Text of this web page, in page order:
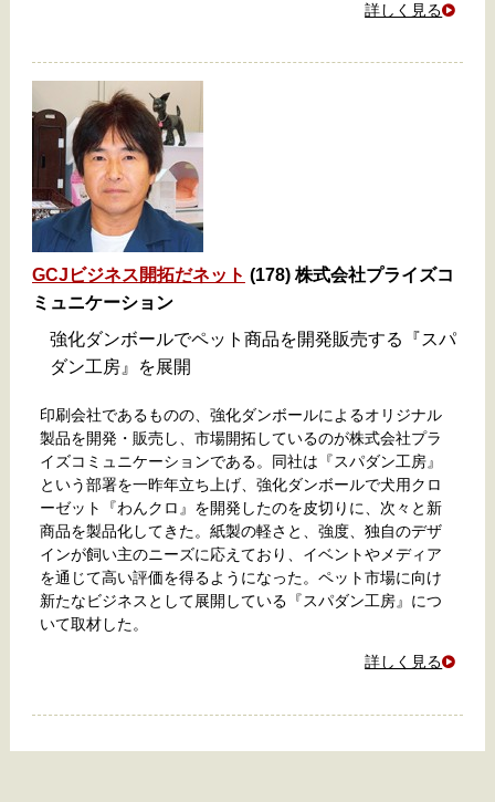
詳しく見る
GCJビジネス開拓だネット (178) 株式会社プライズコ
ミュニケーション
強化ダンボールでペット商品を開発販売する『スパ
ダン工房』を展開
印刷会社であるものの、強化ダンボールによるオリジナル
製品を開発・販売し、市場開拓しているのが株式会社プラ
イズコミュニケーションである。同社は『スパダン工房』
という部署を一昨年立ち上げ、強化ダンボールで犬用クロ
ーゼット『わんクロ』を開発したのを皮切りに、次々と新
商品を製品化してきた。紙製の軽さと、強度、独自のデザ
インが飼い主のニーズに応えており、イベントやメディア
を通じて高い評価を得るようになった。ペット市場に向け
新たなビジネスとして展開している『スパダン工房』につ
いて取材した。
詳しく見る